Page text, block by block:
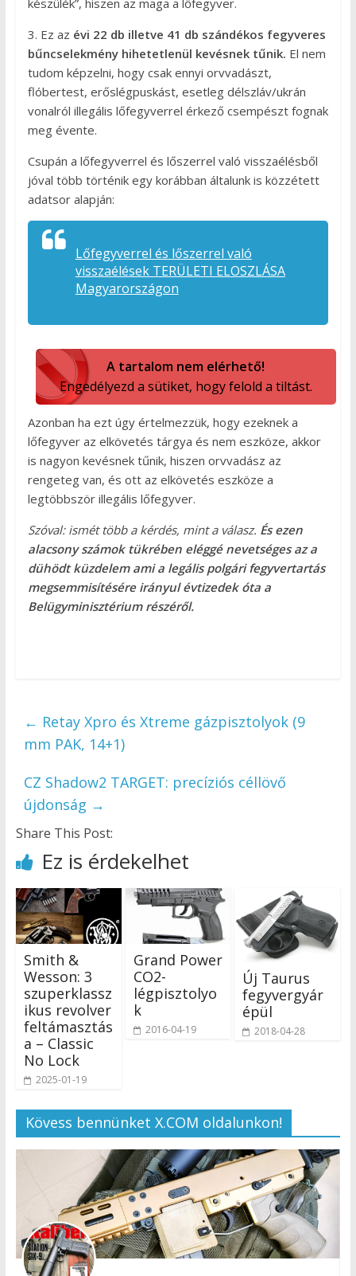
készülék”, hiszen az maga a lőfegyver.
3. Ez az évi 22 db illetve 41 db szándékos fegyveres
bűncselekmény hihetetlenül kevésnek tűnik. El nem
tudom képzelni, hogy csak ennyi orvvadászt,
flóbertest, erőslégpuskást, esetleg délszláv/ukrán
vonalról illegális lőfegyverrel érkező csempészt fognak
meg évente.
Csupán a lőfegyverrel és lőszerrel való visszaélésből
jóval több történik egy korábban általunk is közzétett
adatsor alapján:
Lőfegyverrel és lőszerrel való
visszaélések TERÜLETI ELOSZLÁSA
Magyarországon
A tartalom nem elérhető!
Engedélyezd a sütiket, hogy felold a tiltást.
Azonban ha ezt úgy értelmezzük, hogy ezeknek a
lőfegyver az elkövetés tárgya és nem eszköze, akkor
is nagyon kevésnek tűnik, hiszen orvvadász az
rengeteg van, és ott az elkövetés eszköze a
legtöbbször illegális lőfegyver.
Szóval: ismét több a kérdés, mint a válasz. És ezen
alacsony számok tükrében eléggé nevetséges az a
dühödt küzdelem ami a legális polgári fegyvertartás
megsemmisítésére irányul évtizedek óta a
Belügyminisztérium részéről.
← Retay Xpro és Xtreme gázpisztolyok (9
mm PAK, 14+1)
CZ Shadow2 TARGET: precíziós céllövő
újdonság →
Share This Post:
Ez is érdekelhet
Smith &
Wesson: 3
szuperklassz
ikus revolver
feltámasztás
a – Classic
No Lock
2025-01-19
Grand Power
CO2-
légpisztolyo
k
2016-04-19
Új Taurus
fegyvergyár
épül
2018-04-28
Kövess bennünket X.COM oldalunkon!